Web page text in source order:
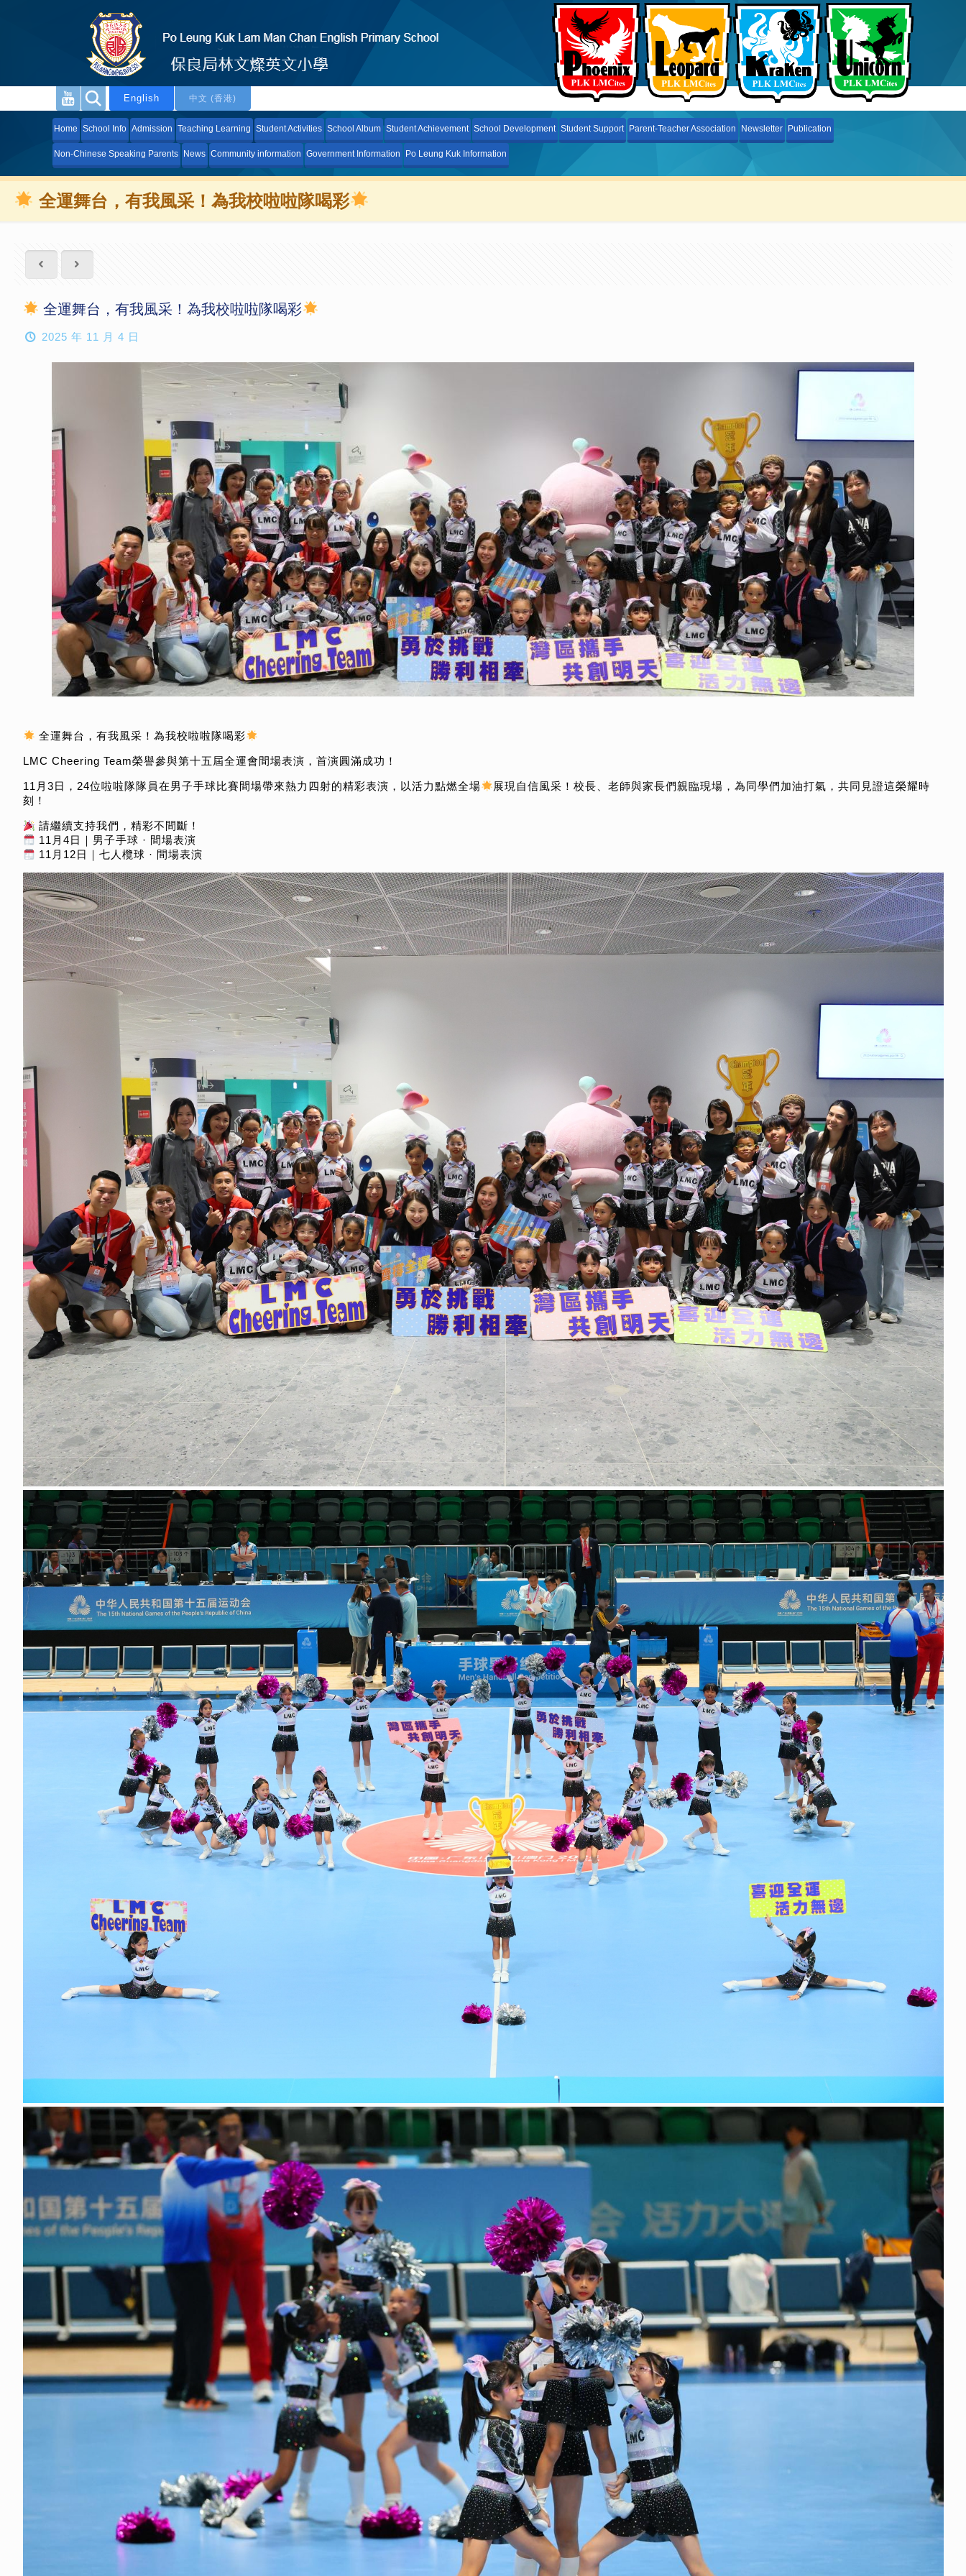
English 中文 (香港)
Home School Info Admission Teaching Learning Student Activities School Album Student Achievement School Development Student Support Parent-Teacher Association Newsletter Publication
Non-Chinese Speaking Parents News Community information Government Information Po Leung Kuk Information
全運舞台，有我風采！為我校啦啦隊喝彩
全運舞台，有我風采！為我校啦啦隊喝彩
2025 年 11 月 4 日
全運舞台，有我風采！為我校啦啦隊喝彩
LMC Cheering Team榮譽參與第十五屆全運會間場表演，首演圓滿成功！
11月3日，24位啦啦隊隊員在男子手球比賽間場帶來熱力四射的精彩表演，以活力點燃全場
展現自信風采！校長、老師與家長們親臨現場，為同學們加油打氣，共同見證這榮耀時
刻！
請繼續支持我們，精彩不間斷！
11月4日｜男子手球 · 間場表演
11月12日｜七人欖球 · 間場表演